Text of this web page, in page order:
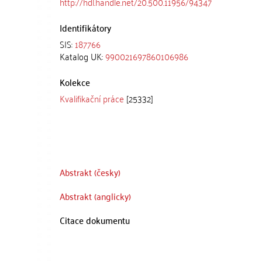
Identifikátory
SIS:187766
Katalog UK:990021697860106986
Kolekce
Kvalifikační práce [25332]
Abstrakt (česky)
Abstrakt (anglicky)
Citace dokumentu